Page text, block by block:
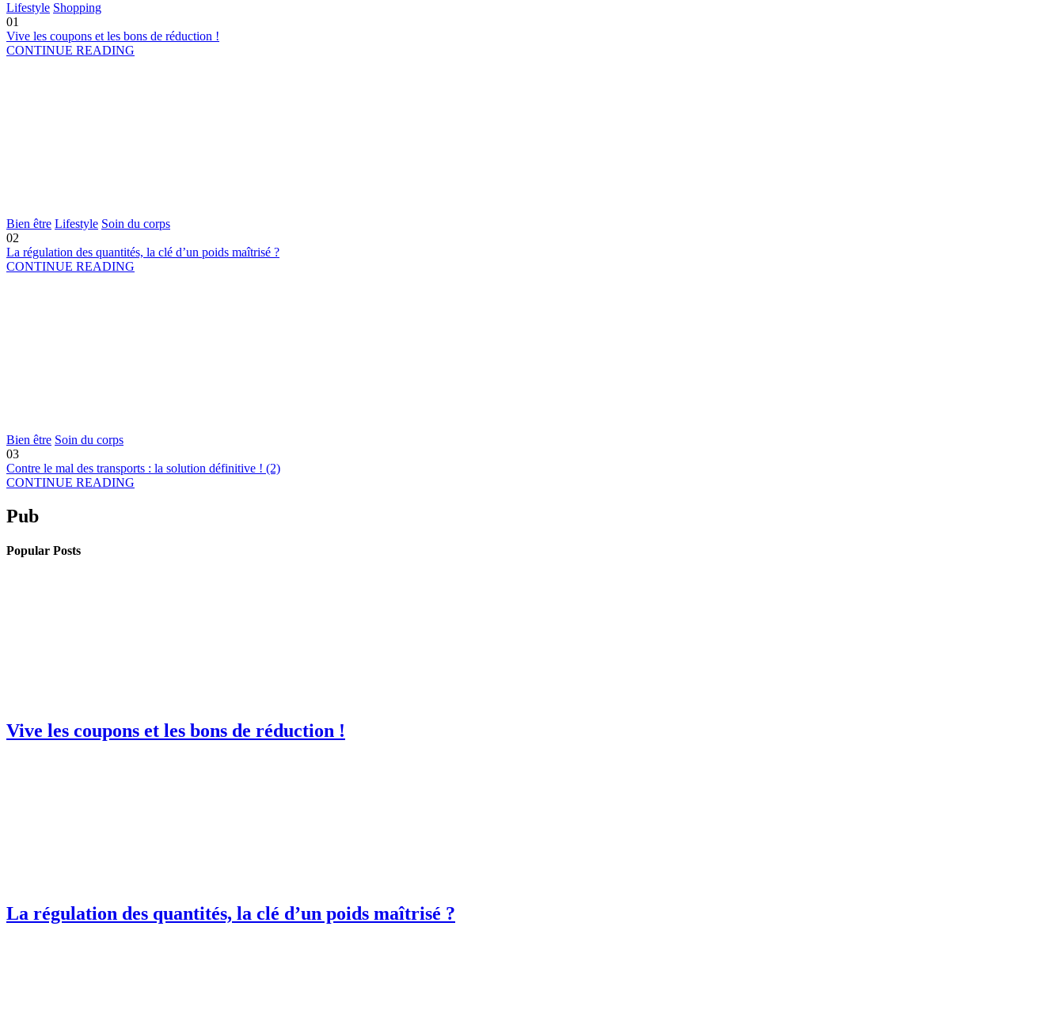
Lifestyle Shopping
01
Vive les coupons et les bons de réduction !
CONTINUE READING
Bien être Lifestyle Soin du corps
02
La régulation des quantités, la clé d’un poids maîtrisé ?
CONTINUE READING
Bien être Soin du corps
03
Contre le mal des transports : la solution définitive ! (2)
CONTINUE READING
Pub
Popular Posts
Vive les coupons et les bons de réduction !
La régulation des quantités, la clé d’un poids maîtrisé ?